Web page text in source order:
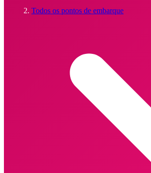
Todos os pontos de embarque